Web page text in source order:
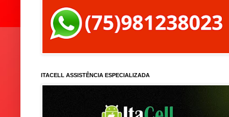
ITACELL ASSISTÊNCIA ESPECIALIZADA